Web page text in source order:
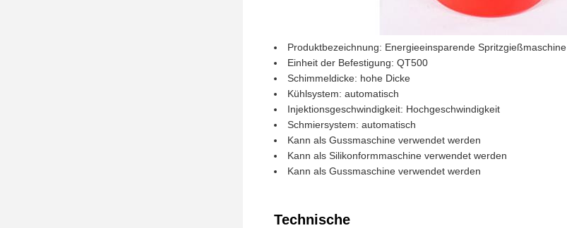
Produktbezeichnung: Energieeinsparende Spritzgießmaschine
Einheit der Befestigung: QT500
Schimmeldicke: hohe Dicke
Kühlsystem: automatisch
Injektionsgeschwindigkeit: Hochgeschwindigkeit
Schmiersystem: automatisch
Kann als Gussmaschine verwendet werden
Kann als Silikonformmaschine verwendet werden
Kann als Gussmaschine verwendet werden
Technische